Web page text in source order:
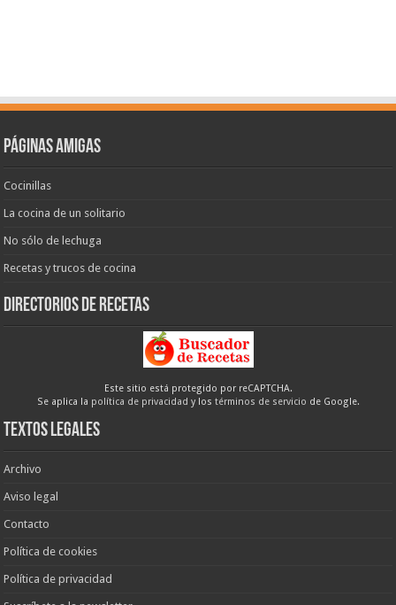
Páginas amigas
Cocinillas
La cocina de un solitario
No sólo de lechuga
Recetas y trucos de cocina
Directorios de recetas
Este sitio está protegido por reCAPTCHA.
Se aplica la política de privacidad y los términos de servicio de Google.
Textos legales
Archivo
Aviso legal
Contacto
Política de cookies
Política de privacidad